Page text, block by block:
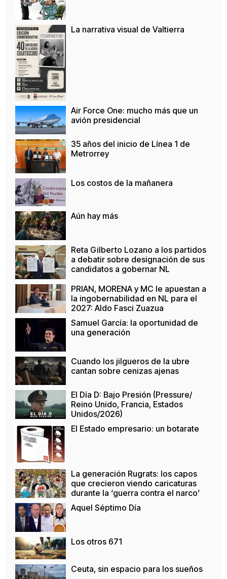
La narrativa visual de Valtierra
Air Force One: mucho más que un
avión presidencial
35 años del inicio de Línea 1 de
Metrorrey
Los costos de la mañanera
Aún hay más
Reta Gilberto Lozano a los partidos
a debatir sobre designación de sus
candidatos a gobernar NL
PRIAN, MORENA y MC le apuestan a
la ingobernabilidad en NL para el
2027: Aldo Fasci Zuazua
Samuel García: la oportunidad de
una generación
Cuando los jilgueros de la ubre
cantan sobre cenizas ajenas
El Día D: Bajo Presión (Pressure/
Reino Unido, Francia, Estados
Unidos/2026)
El Estado empresario: un botarate
La generación Rugrats: los capos
que crecieron viendo caricaturas
durante la ‘guerra contra el narco’
Aquel Séptimo Día
Los otros 671
Ceuta, sin espacio para los sueños